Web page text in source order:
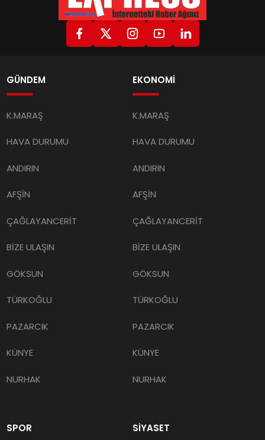
GÜNDEM
K.MARAŞ
HAVA DURUMU
ANDIRIN
AFŞİN
ÇAĞLAYANCERİT
BİZE ULAŞIN
GÖKSUN
TÜRKOĞLU
PAZARCIK
KÜNYE
NURHAK
EKONOMİ
K.MARAŞ
HAVA DURUMU
ANDIRIN
AFŞİN
ÇAĞLAYANCERİT
BİZE ULAŞIN
GÖKSUN
TÜRKOĞLU
PAZARCIK
KÜNYE
NURHAK
SPOR SİYASET